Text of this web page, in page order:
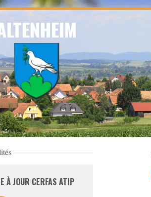
À JOUR CERFAS ATIP